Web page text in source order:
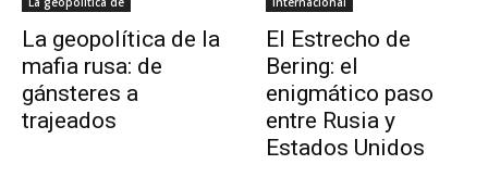
La geopolítica de la
mafia rusa: de
gánsteres a
trajeados
El Estrecho de
Bering: el
enigmático paso
entre Rusia y
Estados Unidos